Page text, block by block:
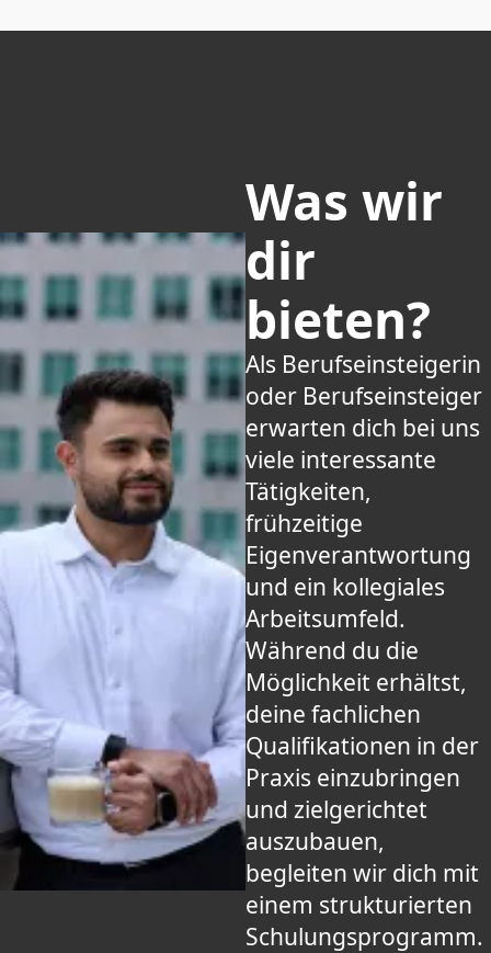
Was wir
dir
bieten?
Als Berufseinsteigerin
oder Berufseinsteiger
erwarten dich bei uns
viele interessante
Tätigkeiten,
frühzeitige
Eigenverantwortung
und ein kollegiales
Arbeitsumfeld.
Während du die
Möglichkeit erhältst,
deine fachlichen
Qualifikationen in der
Praxis einzubringen
und zielgerichtet
auszubauen,
begleiten wir dich mit
einem strukturierten
Schulungsprogramm.